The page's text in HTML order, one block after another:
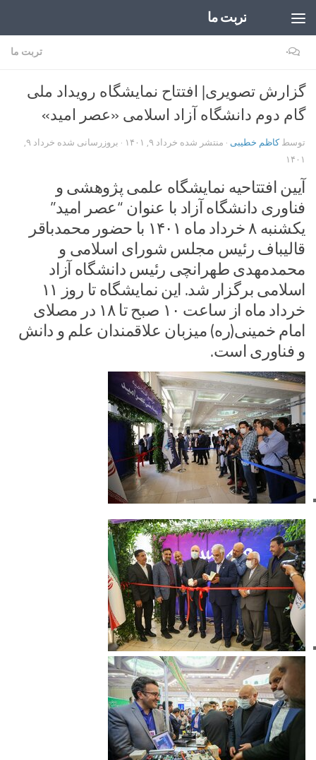
تربت ما
تربت ما ۰
گزارش تصویری| افتتاح نمایشگاه رویداد ملی
گام دوم دانشگاه آزاد اسلامی «عصر امید»
توسطکاظم خطیبی · منتشر شده خرداد ۹, ۱۴۰۱ · بروزرسانی شده
خرداد ۹,
۱۴۰۱
آیین افتتاحیه نمایشگاه علمی پژوهشی و
فناوری دانشگاه آزاد با عنوان “عصر امید”
یکشنبه ۸ خرداد ماه ۱۴۰۱ با حضور محمدباقر
قالیباف رئیس مجلس شورای اسلامی و
محمدمهدی طهرانچی رئیس دانشگاه آزاد
اسلامی برگزار شد. این نمایشگاه تا روز ۱۱
خرداد ماه از ساعت ۱۰ صبح تا ۱۸ در مصلای
امام خمینی(ره) میزبان علاقمندان علم و دانش
و فناوری است.